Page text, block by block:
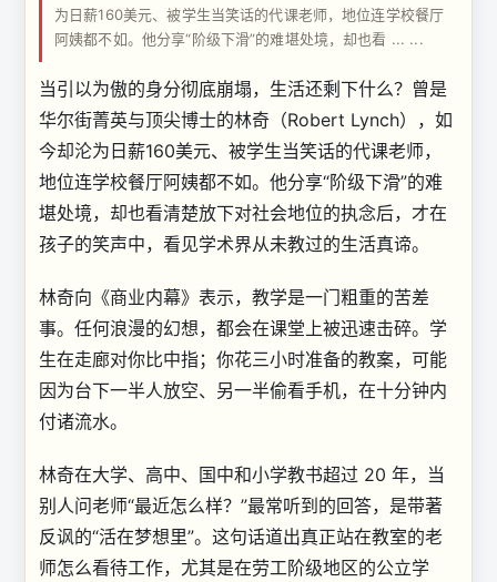
为日薪160美元、被学生当笑话的代课老师，地位连学校餐厅
阿姨都不如。他分享“阶级下滑”的难堪处境，却也看 ... ...
当引以为傲的身分彻底崩塌，生活还剩下什么？曾是
华尔街菁英与顶尖博士的林奇（Robert Lynch），如
今却沦为日薪160美元、被学生当笑话的代课老师，
地位连学校餐厅阿姨都不如。他分享“阶级下滑”的难
堪处境，却也看清楚放下对社会地位的执念后，才在
孩子的笑声中，看见学术界从未教过的生活真谛。
林奇向《商业内幕》表示，教学是一门粗重的苦差
事。任何浪漫的幻想，都会在课堂上被迅速击碎。学
生在走廊对你比中指；你花三小时准备的教案，可能
因为台下一半人放空、另一半偷看手机，在十分钟内
付诸流水。
林奇在大学、高中、国中和小学教书超过 20 年，当
别人问老师“最近怎么样？”最常听到的回答，是带著
反讽的“活在梦想里”。这句话道出真正站在教室的老
师怎么看待工作，尤其是在劳工阶级地区的公立学